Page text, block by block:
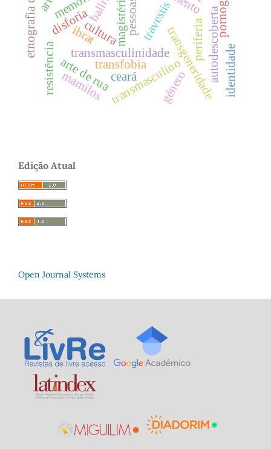
transmasculinidade
disforia magistério
transgeneridade
transfobia
transmasculino
arte de rua
travestis periferia
cultura
resistência autodescoberta
mamilos identidade
gênero
ibrat
ceará
Edição Atual
Open Journal Systems